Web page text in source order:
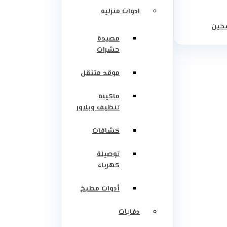
ادوات منزليه
مصيدة
حشرات
موقد متنقل
ماكينة
تنظيف وبلاور
كشافات
توصيلة
كهرباء
أدوات مطبخ
دفايات